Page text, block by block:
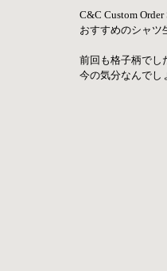
C&C Custom Order
おすすめのシャツ
前回も格子柄でし
今の気分なんでし